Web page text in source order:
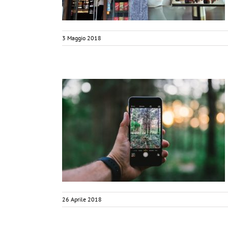
3 Maggio 2018
26 Aprile 2018